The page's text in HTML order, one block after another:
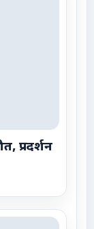
प्रदर्शन